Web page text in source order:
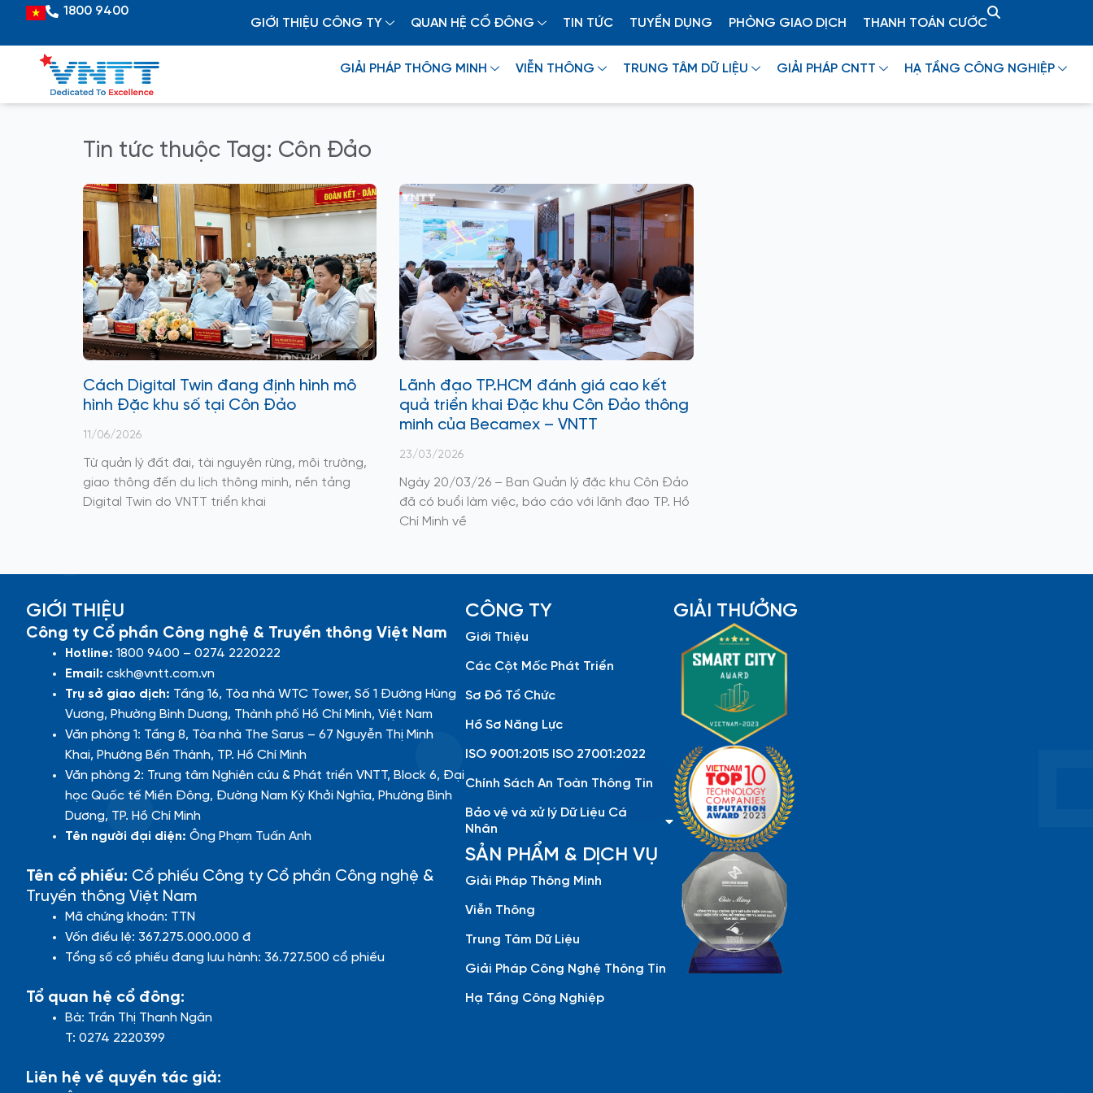
content
Vietnamese
1800 9400
GIỚI THIỆU CÔNG TY
QUAN HỆ CỔ ĐÔNG TIN TỨC TUYỂN DỤNG PHÒNG GIAO DỊCH THANH TOÁN CƯỚC
GIẢI PHÁP THÔNG MINH VIỄN THÔNG TRUNG TÂM DỮ LIỆU GIẢI PHÁP CNTT HẠ TẦNG CÔNG NGHIỆP
Tin tức thuộc Tag: Côn Đảo
Cách Digital Twin đang định hình mô
hình Đặc khu số tại Côn Đảo
11/06/2026
Từ quản lý đất đai, tài nguyên rừng, môi trường,
giao thông đến du lịch thông minh, nền tảng
Digital Twin do VNTT triển khai
Lãnh đạo TP.HCM đánh giá cao kết
quả triển khai Đặc khu Côn Đảo thông
minh của Becamex – VNTT
23/03/2026
Ngày 20/03/26 – Ban Quản lý đặc khu Côn Đảo
đã có buổi làm việc, báo cáo với lãnh đạo TP. Hồ
Chí Minh về
GIỚI THIỆU
Công ty Cổ phần Công nghệ & Truyền thông Việt Nam
Hotline: 1800 9400 – 0274 2220222
Email: cskh@vntt.com.vn
Trụ sở giao dịch: Tầng 16, Tòa nhà WTC Tower, Số 1 Đường Hùng
Vương, Phường Bình Dương, Thành phố Hồ Chí Minh, Việt Nam
Văn phòng 1: Tầng 8, Tòa nhà The Sarus – 67 Nguyễn Thị Minh
Khai, Phường Bến Thành, TP. Hồ Chí Minh
Văn phòng 2: Trung tâm Nghiên cứu & Phát triển VNTT, Block 6, Đại
học Quốc tế Miền Đông, Đường Nam Kỳ Khởi Nghĩa, Phường Bình
Dương, TP. Hồ Chí Minh
Tên người đại diện: Ông Phạm Tuấn Anh
Tên cổ phiếu: Cổ phiếu Công ty Cổ phần Công nghệ &
Truyền thông Việt Nam
Mã chứng khoán: TTN
Vốn điều lệ: 367.275.000.000 đ
Tổng số cổ phiếu đang lưu hành: 36.727.500 cổ phiếu
Tổ quan hệ cổ đông:
Bà: Trần Thị Thanh Ngân
T: 0274 2220399
Liên hệ về quyền tác giả:
CÔNG TY
Giới Thiệu
Các Cột Mốc Phát Triển
Sơ Đồ Tổ Chức
Hồ Sơ Năng Lực
ISO 9001:2015 ISO 27001:2022
Chính Sách An Toàn Thông Tin
Bảo vệ và xử lý Dữ Liệu Cá
Nhân
SẢN PHẨM & DỊCH VỤ
Giải Pháp Thông Minh
Viễn Thông
Trung Tâm Dữ Liệu
Giải Pháp Công Nghệ Thông Tin
Hạ Tầng Công Nghiệp
GIẢI THƯỞNG